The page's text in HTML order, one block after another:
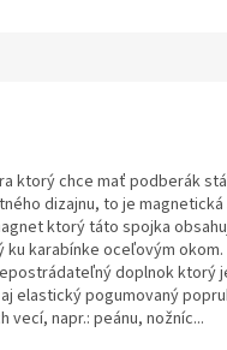
ktorý chce mať podberák
dizajnu, to je
ktorý táto spojka
karabínke oceľovým
doplnok ktorý
elastický pogumovaný
napr.: peánu, nožníc...